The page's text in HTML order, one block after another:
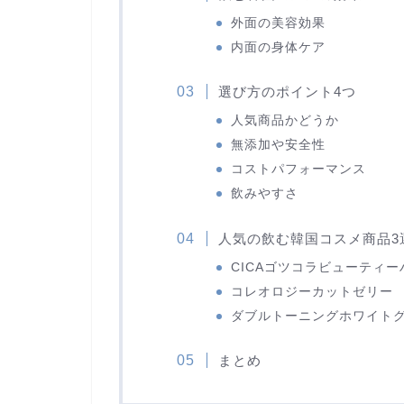
外面の美容効果
内面の身体ケア
選び方のポイント4つ
人気商品かどうか
無添加や安全性
コストパフォーマンス
飲みやすさ
人気の飲む韓国コスメ商品3
CICAゴツコラビューティー
コレオロジーカットゼリー
ダブルトーニングホワイト
まとめ